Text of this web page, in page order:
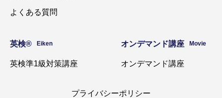
よくある質問
英検®️ Eiken
英検準1級対策講座
オンデマンド講座 Movie
オンデマンド講座
プライバシーポリシー